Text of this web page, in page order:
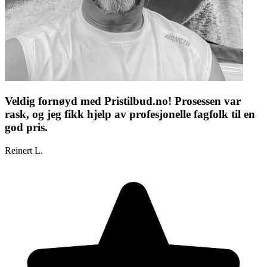
Veldig fornøyd med Pristilbud.no! Prosessen var
rask, og jeg fikk hjelp av profesjonelle fagfolk til en
god pris.
Reinert L.